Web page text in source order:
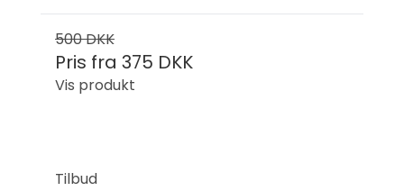
500 DKK
Pris fra 375 DKK
Vis produkt
Tilbud